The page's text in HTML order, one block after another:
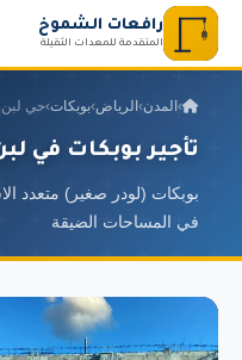
رافعات الشموخ
المتقدمة للمعدات الثقيلة
› المدن› الرياض›بوبكات›حي لبن
تأجير بوبكات في
بوبكات (لودر صغير) متعدد
في المساحات الضيقة